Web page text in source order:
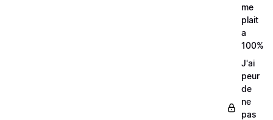
me
plait
a
100%
J'ai
peur
de
ne
pas